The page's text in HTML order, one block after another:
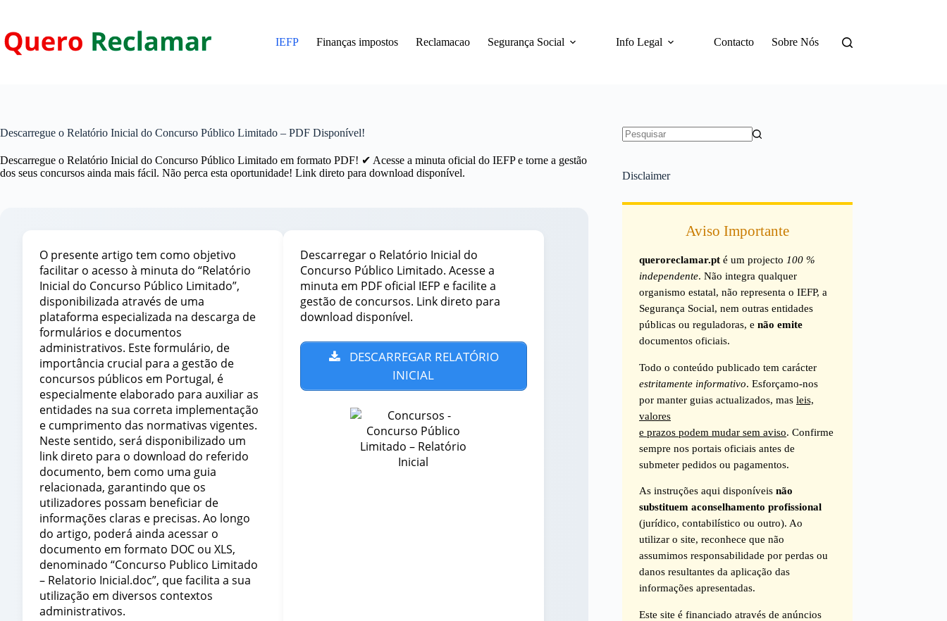
conteúdo
IEFP Finanças impostos Reclamacao Segurança Social Info Legal Contacto Sobre Nós
Descarregue o Relatório Inicial do Concurso Público Limitado – PDF Disponível!
Descarregue o Relatório Inicial do Concurso Público Limitado em formato PDF! ✔ Acesse a minuta oficial do IEFP e torne a gestão
dos seus concursos ainda mais fácil. Não perca esta oportunidade! Link direto para download disponível.
O presente artigo tem como objetivo
facilitar o acesso à minuta do “Relatório
Inicial do Concurso Público Limitado”,
disponibilizada através de uma
plataforma especializada na descarga de
formulários e documentos
administrativos. Este formulário, de
importância crucial para a gestão de
concursos públicos em Portugal, é
especialmente elaborado para auxiliar as
entidades na sua correta implementação
e cumprimento das normativas vigentes.
Neste sentido, será disponibilizado um
link direto para o download do referido
documento, bem como uma guia
relacionada, garantindo que os
utilizadores possam beneficiar de
informações claras e precisas. Ao longo
do artigo, poderá ainda acessar o
documento em formato DOC ou XLS,
denominado “Concurso Publico Limitado
– Relatorio Inicial.doc”, que facilita a sua
utilização em diversos contextos
administrativos.
Descarregar o Relatório Inicial do
Concurso Público Limitado. Acesse a
minuta em PDF oficial IEFP e facilite a
gestão de concursos. Link direto para
download disponível.
DESCARREGAR RELATÓRIO
INICIAL
Disclaimer
Aviso Importante
queroreclamar.pt é um projecto100 %
independente. Não integra qualquer
organismo estatal, não representa o IEFP, a
Segurança Social, nem outras entidades
públicas ou reguladoras, enão emite
documentos oficiais.
Todo o conteúdo publicado tem carácter
estritamente informativo. Esforçamo-nos
por manter guias actualizados, masleis,
valores
e prazos podem mudar sem aviso. Confirme
sempre nos portais oficiais antes de
submeter pedidos ou pagamentos.
As instruções aqui disponíveisnão
substituem aconselhamento profissional
(jurídico, contabilístico ou outro). Ao
utilizar o site, reconhece que não
assumimos responsabilidade por perdas ou
danos resultantes da aplicação das
informações apresentadas.
Este site é financiado através de anúncios